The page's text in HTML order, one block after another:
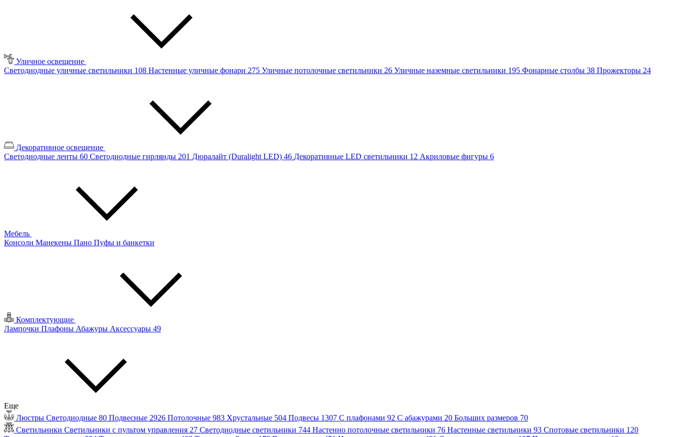
Уличное освещение
Светодиодные уличные светильники 108 Настенные уличные фонари 275 Уличные потолочные светильники 26 Уличные наземные светильники 195 Фонарные столбы 38 Прожекторы 24
Декоративное освещение
Светодиодные ленты 60 Светодиодные гирлянды 201 Дюралайт (Duralight LED) 46 Декоративные LED светильники 12 Акриловые фигуры 6
Мебель
Консоли Манекены Пано Пуфы и банкетки
Комплектующие
Лампочки Плафоны Абажуры Аксессуары 49
Еще
Люстры Светодиодные 80 Подвесные 2926 Потолочные 983 Хрустальные 504 Подвесы 1307 С плафонами 92 С абажурами 20 Больших размеров 70
Светильники Светильники с пультом управления 27 Светодиодные светильники 744 Настенно потолочные светильники 76 Настенные светильники 93 Спотовые светильники 120